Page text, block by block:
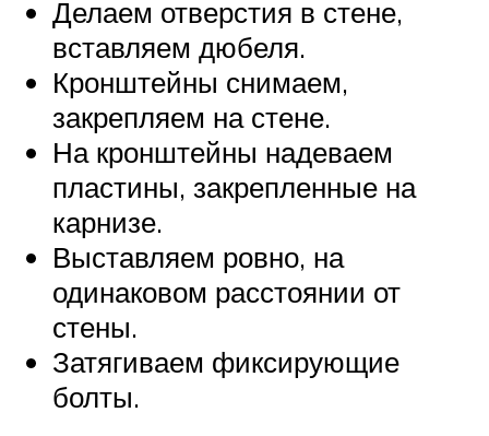
Делаем отверстия в стене,
вставляем дюбеля.
Кронштейны снимаем,
закрепляем на стене.
На кронштейны надеваем
пластины, закрепленные на
карнизе.
Выставляем ровно, на
одинаковом расстоянии от
стены.
Затягиваем фиксирующие
болты.